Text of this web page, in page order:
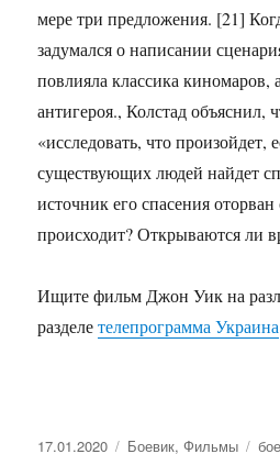
мере три предложения. [21]
задумался о написании
повлияла классика киномаров,
антигероя., Колстад объяснил,
«исследовать, что произойдет,
существующих людей найдет
источник его спасения оторван
происходит? Открываются ли
Ищите фильм Джон Уик на
разделетелепрограмма Украина
Опубликовано
17.01.2020 Рубрики
Боевик,Фильмы